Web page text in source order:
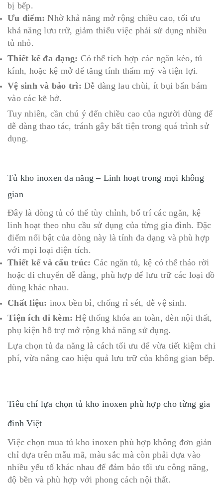
bị bếp.
Ưu điểm: Nhờ khả năng mở rộng chiều cao, tối ưu
khả năng lưu trữ, giảm thiểu việc phải sử dụng nhiều
tủ nhỏ.
Thiết kế đa dạng: Có thể tích hợp các ngăn kéo, tủ
kính, hoặc kệ mở để tăng tính thẩm mỹ và tiện lợi.
Vệ sinh và bảo trì: Dễ dàng lau chùi, ít bụi bẩn bám
vào các kẽ hở.
Tuy nhiên, cần chú ý đến chiều cao của người dùng để
dễ dàng thao tác, tránh gây bất tiện trong quá trình sử
dụng.
Tủ kho inoxen đa năng – Linh hoạt trong mọi không
gian
Đây là dòng tủ có thể tùy chỉnh, bố trí các ngăn, kệ
linh hoạt theo nhu cầu sử dụng của từng gia đình. Đặc
điểm nổi bật của dòng này là tính đa dạng và phù hợp
với mọi loại diện tích.
Thiết kế và cấu trúc: Các ngăn tủ, kệ có thể tháo rời
hoặc di chuyển dễ dàng, phù hợp để lưu trữ các loại đồ
dùng khác nhau.
Chất liệu: inox bền bỉ, chống rỉ sét, dễ vệ sinh.
Tiện ích đi kèm: Hệ thống khóa an toàn, đèn nội thất,
phụ kiện hỗ trợ mở rộng khả năng sử dụng.
Lựa chọn tủ đa năng là cách tối ưu để vừa tiết kiệm chi
phí, vừa nâng cao hiệu quả lưu trữ của không gian bếp.
Tiêu chí lựa chọn tủ kho inoxen phù hợp cho từng gia
đình Việt
Việc chọn mua tủ kho inoxen phù hợp không đơn giản
chỉ dựa trên mẫu mã, màu sắc mà còn phải dựa vào
nhiều yếu tố khác nhau để đảm bảo tối ưu công năng,
độ bền và phù hợp với phong cách nội thất.